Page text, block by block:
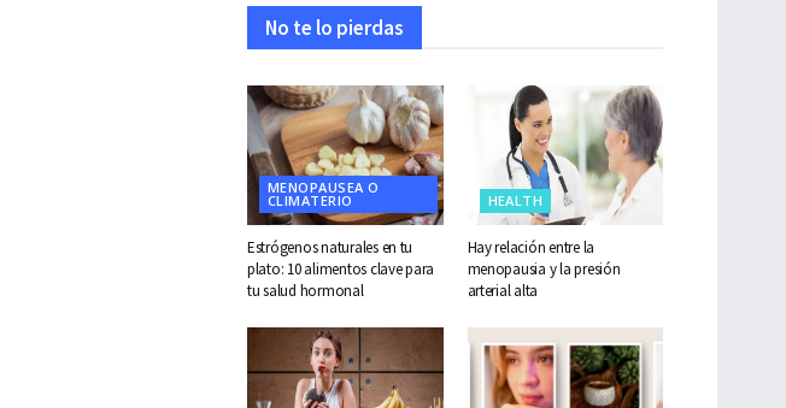
No te lo pierdas
MENOPAUSEA O
CLIMATERIO
Estrógenos naturales en tu
plato: 10 alimentos clave para
tu salud hormonal
HEALTH
Hay relación entre la
menopausia y la presión
arterial alta